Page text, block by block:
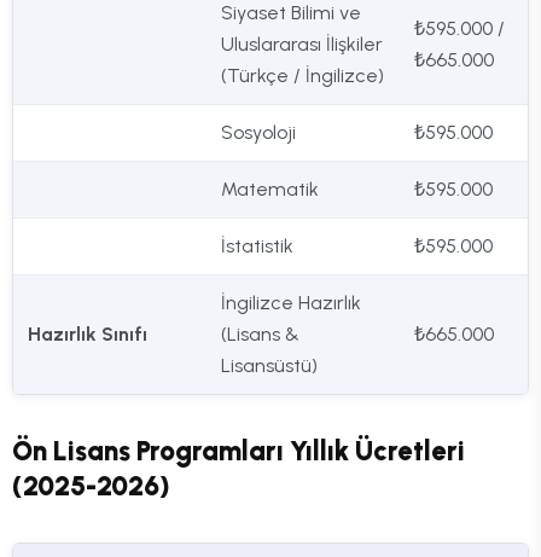
Siyaset Bilimi ve
Uluslararası İlişkiler
(Türkçe / İngilizce)
₺595.000 /
₺665.000
Sosyoloji ₺595.000
Matematik ₺595.000
İstatistik ₺595.000
Hazırlık Sınıfı
İngilizce Hazırlık
(Lisans &
Lisansüstü)
₺665.000
Ön Lisans Programları Yıllık Ücretleri
(2025-2026)